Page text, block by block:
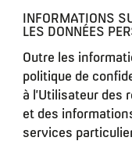
INFORMATIONS
LES DONNÉES
Outre les
politique de
à l’Utilisateur des
et des
services